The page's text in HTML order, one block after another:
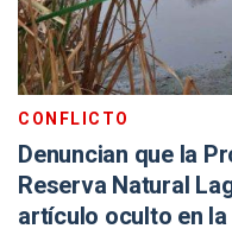
CONFLICTO
Denuncian que la
Reserva Natural
artículo oculto en